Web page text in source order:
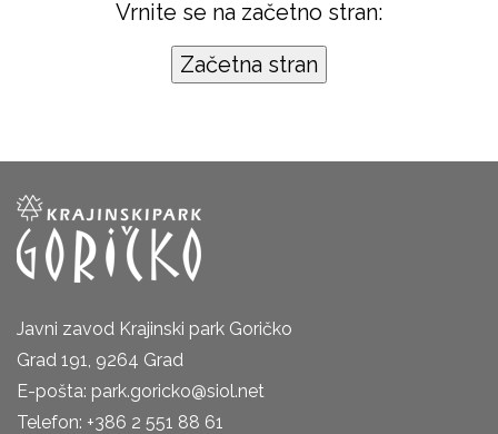
Vrnite se na začetno stran:
Javni zavod Krajinski park Goričko
Grad 191, 9264 Grad
E-pošta: park.goricko@siol.net
Telefon: +386 2 551 88 61